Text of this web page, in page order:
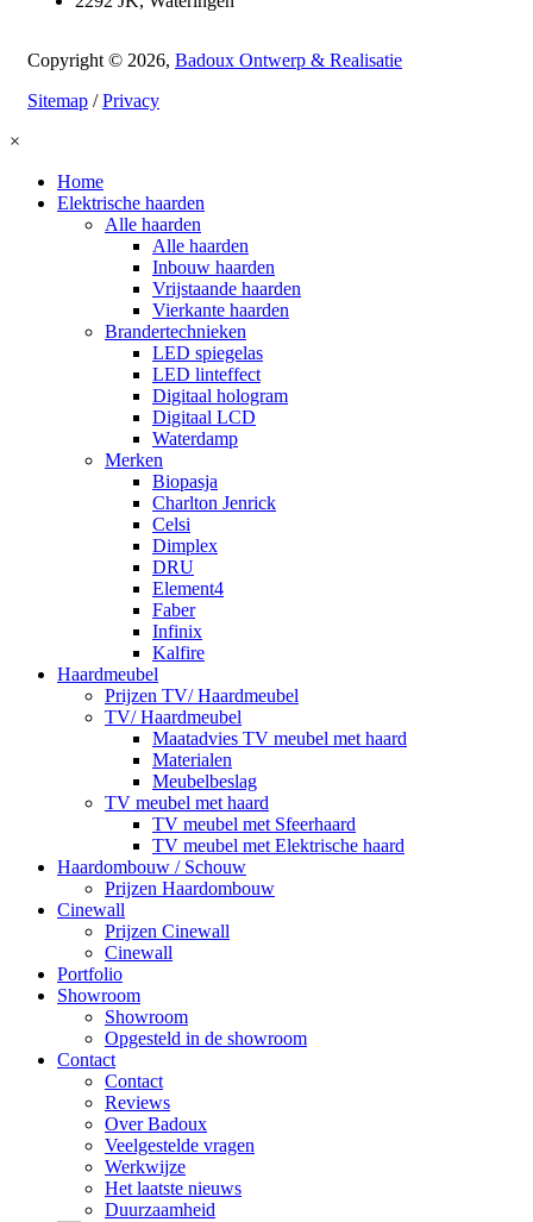
Copyright © 2026, Badoux Ontwerp & Realisatie
Sitemap /Privacy
×
Home
Elektrische haarden
Alle haarden
Alle haarden
Inbouw haarden
Vrijstaande haarden
Vierkante haarden
Brandertechnieken
LED spiegelas
LED linteffect
Digitaal hologram
Digitaal LCD
Waterdamp
Merken
Biopasja
Charlton Jenrick
Celsi
Dimplex
DRU
Element4
Faber
Infinix
Kalfire
Haardmeubel
Prijzen TV/ Haardmeubel
TV/ Haardmeubel
Maatadvies TV meubel met haard
Materialen
Meubelbeslag
TV meubel met haard
TV meubel met Sfeerhaard
TV meubel met Elektrische haard
Haardombouw / Schouw
Prijzen Haardombouw
Cinewall
Prijzen Cinewall
Cinewall
Portfolio
Showroom
Showroom
Opgesteld in de showroom
Contact
Contact
Reviews
Over Badoux
Veelgestelde vragen
Werkwijze
Het laatste nieuws
Duurzaamheid